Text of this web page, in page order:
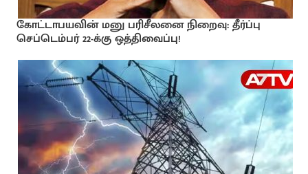
கோட்டாபயவின் மனு பரிசீலனை நிறைவு: தீர்ப்பு
செப்டெம்பர் 22-க்கு ஒத்திவைப்பு!